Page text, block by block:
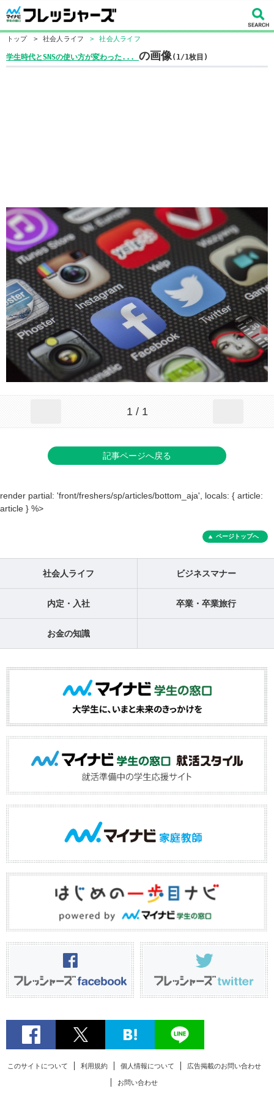
トップ > 社会人ライフ > 社会人ライフ
学生時代とSNSの使い方が変わった... の画像(1/1枚目)
1 / 1
記事ページへ戻る
render partial: 'front/freshers/sp/articles/bottom_aja', locals: { article:
article } %>
ページトップへ
社会人ライフ ビジネスマナー
内定・入社 卒業・卒業旅行
お金の知識
このサイトについて 利用規約 個人情報について 広告掲載のお問い合わせ
お問い合わせ